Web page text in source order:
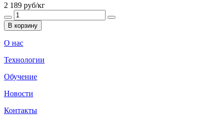
2 189 руб/кг
В корзину
О нас
Технологии
Обучение
Новости
Контакты